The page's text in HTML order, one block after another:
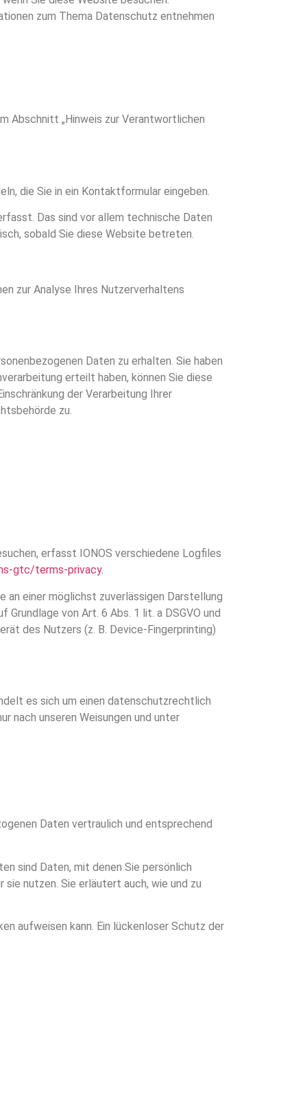
zum Thema Datenschutz entnehmen
Abschnitt „Hinweis zur Verantwortlichen
die Sie in ein Kontaktformular eingeben.
Das sind vor allem technische Daten
sobald Sie diese Website betreten.
zur Analyse Ihres Nutzerverhaltens
Daten zu erhalten. Sie haben
erteilt haben, können Sie diese
der Verarbeitung Ihrer
zu.
erfasst IONOS verschiedene Logfiles
gtc/terms-privacy.
an einer möglichst zuverlässigen Darstellung
von Art. 6 Abs. 1 lit. a DSGVO und
des Nutzers (z. B. Device-Fingerprinting)
es sich um einen datenschutzrechtlich
nach unseren Weisungen und unter
Daten vertraulich und entsprechend
sind Daten, mit denen Sie persönlich
nutzen. Sie erläutert auch, wie und zu
aufweisen kann. Ein lückenloser Schutz der